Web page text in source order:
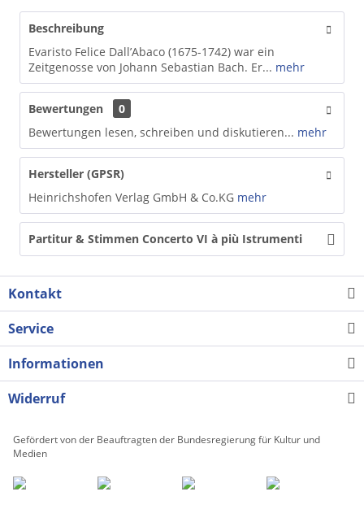
Beschreibung
Evaristo Felice Dall’Abaco (1675-1742) war ein
Zeitgenosse von Johann Sebastian Bach. Er... mehr
Bewertungen
0
Bewertungen lesen, schreiben und diskutieren... mehr
Hersteller (GPSR)
Heinrichshofen Verlag GmbH & Co.KG mehr
Partitur & Stimmen Concerto VI à più Istrumenti
Kontakt
Service
Informationen
Widerruf
Gefördert von der Beauftragten der Bundesregierung für Kultur und
Medien